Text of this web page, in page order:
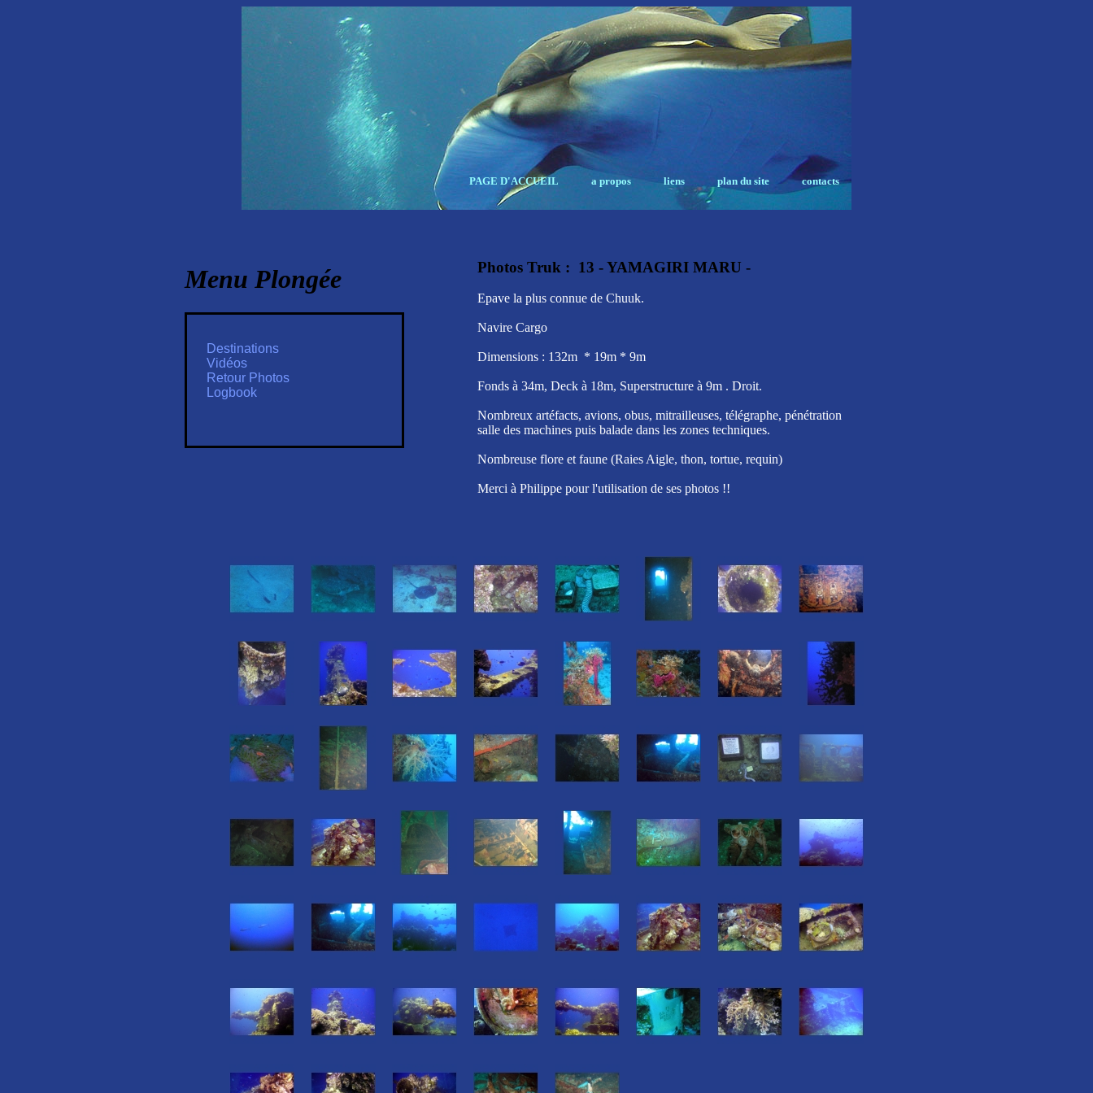
PAGE D'ACCUEIL a propos liens plan du site contacts
Menu Plongée
Destinations
Vidéos
Retour Photos
Logbook
Photos Truk : 13 - YAMAGIRI MARU -
Epave la plus connue de Chuuk.
Navire Cargo
Dimensions : 132m * 19m * 9m
Fonds à 34m, Deck à 18m, Superstructure à 9m . Droit.
Nombreux artéfacts, avions, obus, mitrailleuses, télégraphe, pénétration
salle des machines puis balade dans les zones techniques.
Nombreuse flore et faune (Raies Aigle, thon, tortue, requin)
Merci à Philippe pour l'utilisation de ses photos !!